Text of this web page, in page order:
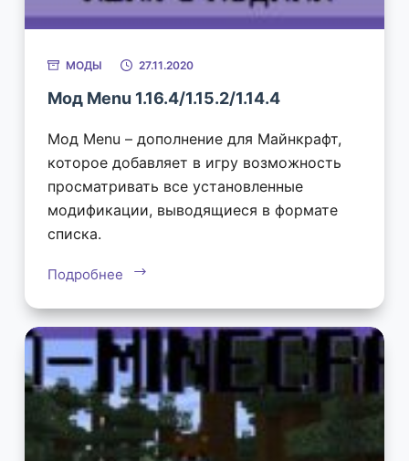
МОДЫ 27.11.2020
Мод Menu 1.16.4/1.15.2/1.14.4
Мод Menu – дополнение для Майнкрафт,
которое добавляет в игру возможность
просматривать все установленные
модификации, выводящиеся в формате
списка.
Подробнее